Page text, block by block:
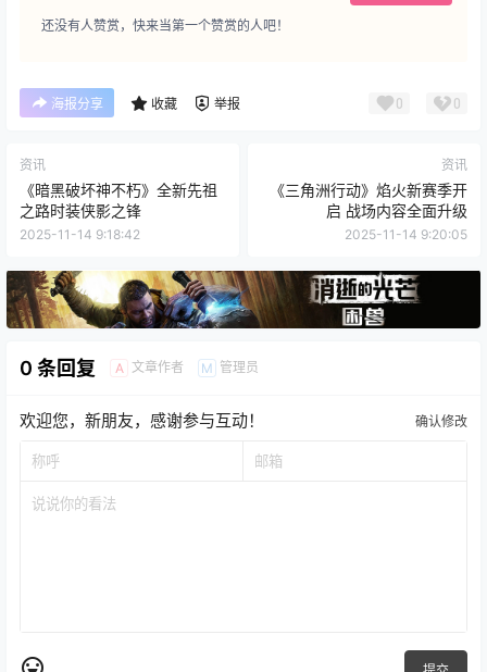
还没有人赞赏，快来当第一个赞赏的人吧！
海报分享 收藏 举报 0 0
资讯
《暗黑破坏神不朽》全新先祖
之路时装侠影之锋
2025-11-14 9:18:42
资讯
《三角洲行动》焰火新赛季开
启 战场内容全面升级
2025-11-14 9:20:05
0 条回复 A 文章作者 M 管理员
欢迎您，新朋友，感谢参与互动！ 确认修改